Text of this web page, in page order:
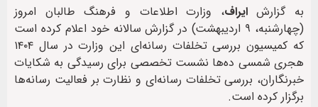
به گزارشایراف، وزارت اطلاعات و فرهنگ طالبان امروز
(چهارشنبه، ۹ اردیبهشت) در گزارش سالانه خود اعلام کرده است
که کمیسیون بررسی تخلفات رسانه‌ای این وزارت در سال ۱۴۰۴
هجری شمسی ده‌ها نشست تخصصی برای رسیدگی به شکایات
خبرنگاران، بررسی تخلفات رسانه‌ای و نظارت بر فعالیت رسانه‌ها
برگزار کرده است.